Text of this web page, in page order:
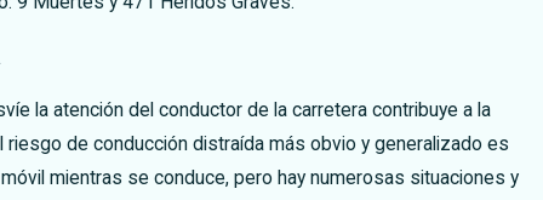
la atención del conductor de la carretera contribuye a la
riesgo de conducción distraída más obvio y generalizado es
mientras se conduce, pero hay numerosas situaciones y